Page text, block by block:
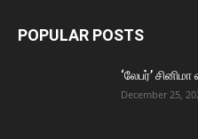
POPULAR POSTS
‘லேபர்’
December 25,